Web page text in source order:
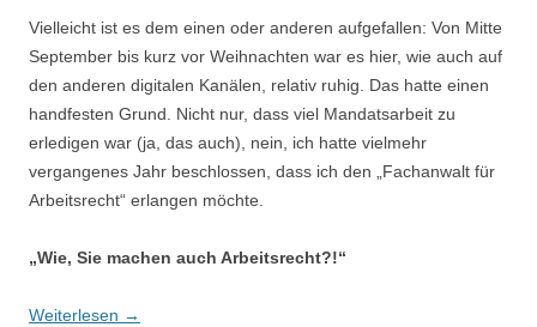
Vielleicht ist es dem einen oder anderen aufgefallen: Von Mitte
September bis kurz vor Weihnachten war es hier, wie auch auf
den anderen digitalen Kanälen, relativ ruhig. Das hatte einen
handfesten Grund. Nicht nur, dass viel Mandatsarbeit zu
erledigen war (ja, das auch), nein, ich hatte vielmehr
vergangenes Jahr beschlossen, dass ich den „Fachanwalt für
Arbeitsrecht“ erlangen möchte.
„Wie, Sie machen auch Arbeitsrecht?!“
Weiterlesen →